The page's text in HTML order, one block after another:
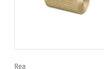
Rea